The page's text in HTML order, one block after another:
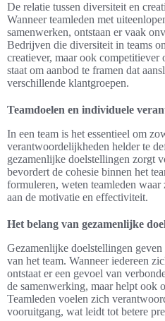
De relatie tussen diversiteit en
Wanneer teamleden met
samenwerken, ontstaan er vaak
Bedrijven die diversiteit in teams
creatiever, maar ook
staat om aanbod te framen dat
verschillende klantgroepen.
Teamdoelen en individuele
In een team is het essentieel om
verantwoordelijkheden helder te
gezamenlijke doelstellingen zorgt
bevordert de cohesie binnen het
formuleren, weten teamleden
aan de motivatie en effectiviteit.
Het belang van gezamenlijke
Gezamenlijke doelstellingen
van het team. Wanneer iedereen
ontstaat er een gevoel van
de samenwerking, maar helpt ook
Teamleden voelen zich
vooruitgang, wat leidt tot betere